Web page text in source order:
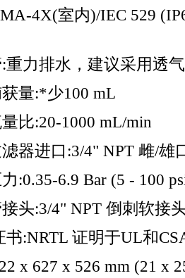
4X(室内)/IEC 529
重力排水，建议采用透
量:*少100 mL
比:20-1000 mL/min
器进口:3/4" NPT 雌/雄
:0.35-6.9 Bar (5 - 100
头:3/4" NPT 倒刺软接
书:NRTL 证明于UL和
x 627 x 526 mm (21 x